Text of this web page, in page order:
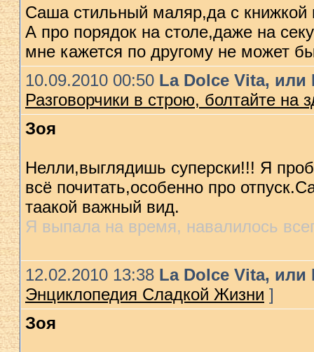
Саша стильный маляр,да с книжкой
А про порядок на столе,даже на
мне кажется по другому не может
10.09.2010 00:50 La Dolce Vita,
Разговорчики в строю, болтайте на
Зоя
Нелли,выглядишь суперски!!! Я
всё почитать,особенно про
таакой важный вид.
Я выпала на время, навалилось
12.02.2010 13:38 La Dolce Vita,
Энциклопедия Сладкой Жизни ]
Зоя